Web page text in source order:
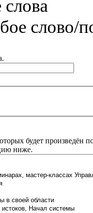
слова
слово/
будет произведён
ниже.